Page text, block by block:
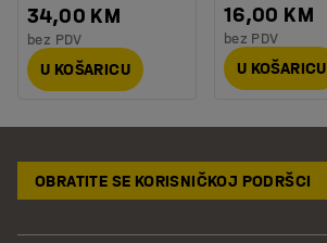
34,00 KM
bez PDV
U KOŠARICU
16,00 KM
bez PDV
U KOŠARICU
OBRATITE SE KORISNIČKOJ PODRŠCI